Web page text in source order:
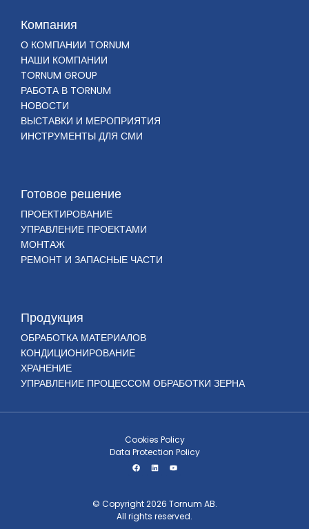
Компания
О КОМПАНИИ TORNUM
НАШИ КОМПАНИИ
TORNUM GROUP
РАБОТА В TORNUM
НОВОСТИ
ВЫСТАВКИ И МЕРОПРИЯТИЯ
ИНСТРУМЕНТЫ ДЛЯ СМИ
Готовое решение
ПРОЕКТИРОВАНИЕ
УПРАВЛЕНИЕ ПРОЕКТАМИ
МОНТАЖ
РЕМОНТ И ЗАПАСНЫЕ ЧАСТИ
Продукция
ОБРАБОТКА МАТЕРИАЛОВ
КОНДИЦИОНИРОВАНИЕ
ХРАНЕНИЕ
УПРАВЛЕНИЕ ПРОЦЕССОМ ОБРАБОТКИ ЗЕРНА
© Copyright 2026 Tornum AB.
All rights reserved.
Cookies Policy
Data Protection Policy